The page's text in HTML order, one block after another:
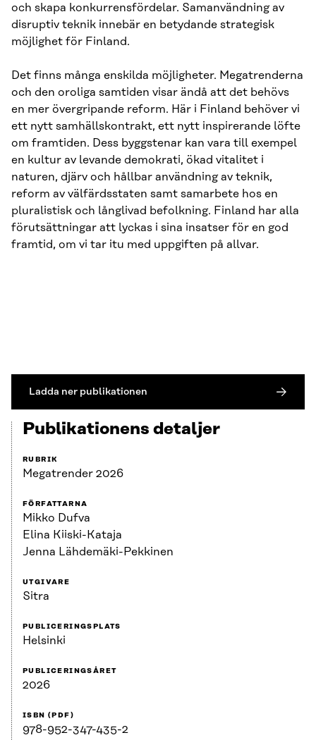
och skapa konkurrensfördelar. Samanvändning av
disruptiv teknik innebär en betydande strategisk
möjlighet för Finland.
Det finns många enskilda möjligheter. Megatrenderna
och den oroliga samtiden visar ändå att det behövs
en mer övergripande reform. Här i Finland behöver vi
ett nytt samhällskontrakt, ett nytt inspirerande löfte
om framtiden. Dess byggstenar kan vara till exempel
en kultur av levande demokrati, ökad vitalitet i
naturen, djärv och hållbar användning av teknik,
reform av välfärdsstaten samt samarbete hos en
pluralistisk och långlivad befolkning. Finland har alla
förutsättningar att lyckas i sina insatser för en god
framtid, om vi tar itu med uppgiften på allvar.
Ladda ner publikationen
Publikationens detaljer
RUBRIK
Megatrender 2026
FÖRFATTARNA
Mikko Dufva
Elina Kiiski-Kataja
Jenna Lähdemäki-Pekkinen
UTGIVARE
Sitra
PUBLICERINGSPLATS
Helsinki
PUBLICERINGSÅRET
2026
ISBN (PDF)
978-952-347-435-2